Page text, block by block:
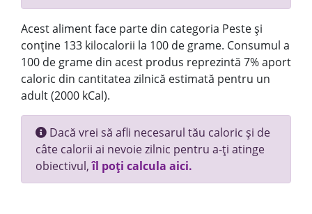
Acest aliment face parte din categoria Peste și
conține 133 kilocalorii la 100 de grame. Consumul a
100 de grame din acest produs reprezintă 7% aport
caloric din cantitatea zilnică estimată pentru un
adult (2000 kCal).
Dacă vrei să afli necesarul tău caloric și de
câte calorii ai nevoie zilnic pentru a-ți atinge
obiectivul,îl poți calcula aici.